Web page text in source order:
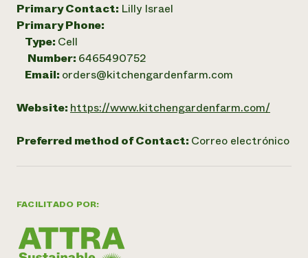
FACILITADO POR:
Primary Contact: Lilly Israel
Primary Phone:
Type: Cell
Number: 6465490752
Email: orders@kitchengardenfarm.com
Website: https://www.kitchengardenfarm.com/
Preferred method of Contact: Correo electrónico